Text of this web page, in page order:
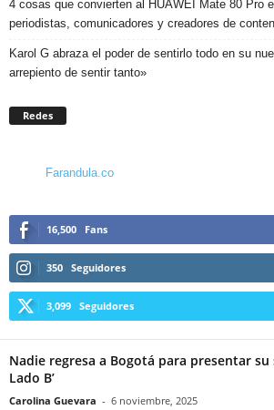
4 cosas que convierten al HUAWEI Mate 80 Pro
periodistas, comunicadores y creadores de
Karol G abraza el poder de sentirlo todo en su
arrepiento de sentir tanto»
Redes
Farandula.co
16,500 Fans
350 Seguidores
3,099 Seguidores
Nadie regresa a Bogotá para presentar su
Lado B’
Carolina Guevara - 6 noviembre, 2025